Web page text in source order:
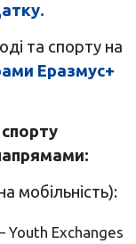
та спорту на
Еразмус+
мобільність):
Youth Exchanges